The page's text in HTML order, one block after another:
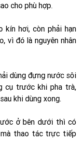
cho phù hợp.
kín hơi, còn phải hạn
vì đó là nguyên nhân
dùng đựng nước sôi
cụ trước khi pha trà,
khi dùng xong.
ở bên dưới thì có
mà thao tác trực tiếp